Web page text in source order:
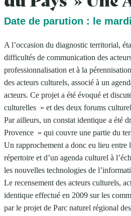
Date de parution : le
A l’occasion du diagnostic territorial,
difficultés de communication des
professionnalisation et à la
des acteurs culturels, associé à un
acteurs. Ce projet a été évoqué et
culturelles » et des deux forums
Par ailleurs, un constat identique a été
Provence » qui couvre une partie du
Un rapprochement a donc eu lieu
répertoire et d’un agenda culturel à
les nouvelles technologies de
Le recensement des acteurs culturels,
identique effectué en 2009 sur les
par le projet de Parc naturel régional